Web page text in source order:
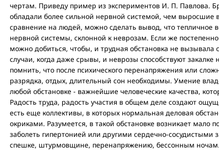
чертам. Приведу пример из экспериментов И. П. Павлова.
обладали более сильной нервной системой, чем выросшие
сравнение на людей, можно сделать вывод, что тепличное
нервной системы, склонной к неврозам. Если же
можно добиться, чтобы, и трудная обстановка не
случаи, когда даже срывы, и неврозы способствуют закалке
помнить, что после психического перенапряжения или
разрядка, отдых, длительный сон необходимы. Умение
любой обстановке - важнейшие человеческие качества,
Радость труда, радость участия в общем деле создают
есть еще коллективы, в которых нормальная деловая
окриками. Разумеется, в такой обстановке возникает
заболеть гипертонией или другими сердечно-сосудистыми
спешке, штурмовщине, перенапряжению, бессонным